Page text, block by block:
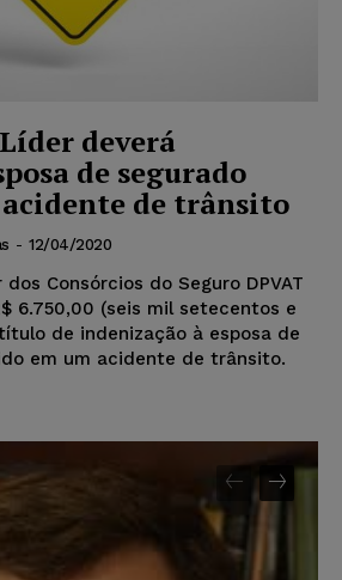
deverá
de segurado
de trânsito
- 12/04/2020
Consórcios do Seguro DPVAT
6.750,00 (seis mil setecentos e
de indenização à esposa de
em um acidente de trânsito.